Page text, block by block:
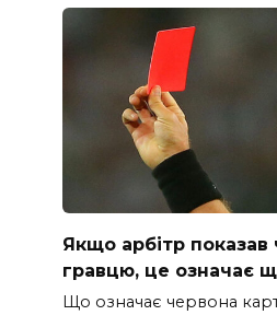
Якщо арбітр показав
гравцю, це означає
Що означає червона